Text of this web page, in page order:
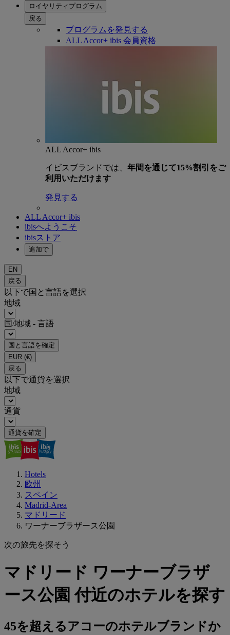
ロイヤリティプログラム
戻る
プログラムを発見する
ALL Accor+ ibis 会員資格
ALL Accor+ ibis
イビスブランドでは、 年間を通じて15%割引をご
利用いただけます
発見する
ALL Accor+ ibis
ibisへようこそ
ibisストア
追加で
EN
戻る
以下で国と言語を選択
地域
国/地域 - 言語
国と言語を確定
EUR (€)
戻る
以下で通貨を選択
地域
通貨
通貨を確定
Hotels
欧州
スペイン
Madrid-Area
マドリード
ワーナーブラザース公園
次の旅先を探そう
マドリード ワーナーブラザ
ース公園 付近のホテルを探す
45を超えるアコーのホテルブランドか